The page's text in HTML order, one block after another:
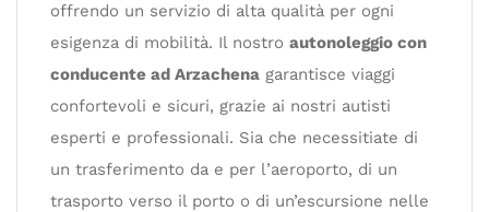
offrendo un servizio di alta qualità per ogni
esigenza di mobilità. Il nostro autonoleggio con
conducente ad Arzachena garantisce viaggi
confortevoli e sicuri, grazie ai nostri autisti
esperti e professionali. Sia che necessitiate di
un trasferimento da e per l’aeroporto, di un
trasporto verso il porto o di un’escursione nelle